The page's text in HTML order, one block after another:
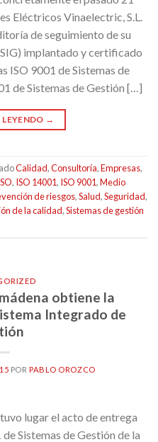
Eléctricos Vinaelectric, S.L.
de seguimiento de su
implantado y certificado
ISO 9001 de Sistemas de
de Sistemas de Gestión […]
→
Calidad,Consultoría,Empresas,
, ISO 14001, ISO 9001,Medio
de riesgos,Salud,Seguridad,
de la calidad,Sistemas de gestión
obtiene la
Integrado de
POR PABLO OROZCO
lugar el acto de entrega
Sistemas de Gestión de la